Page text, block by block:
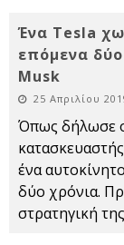
Ένα Tesla
επόμενα
Musk
25 Απριλίου
Όπως δήλωσε
ένα
δύο χρόνια.
στρατηγική